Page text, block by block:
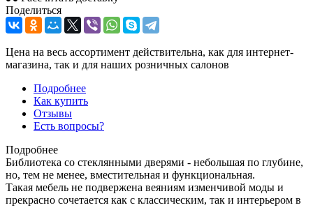
Поделиться
Цена на весь ассортимент действительна, как для интернет-
магазина, так и для наших розничных салонов
Подробнее
Как купить
Отзывы
Есть вопросы?
Подробнее
Библиотека со стеклянными дверями - небольшая по глубине,
но, тем не менее, вместительная и функциональная.
Такая мебель не подвержена веяниям изменчивой моды и
прекрасно сочетается как с классическим, так и интерьером в